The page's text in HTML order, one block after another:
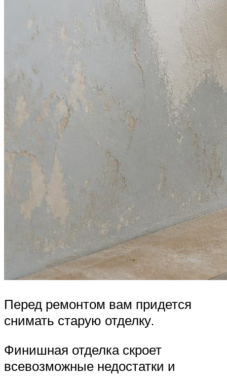
Перед ремонтом вам придется
снимать старую отделку.
Финишная отделка скроет
всевозможные недостатки и